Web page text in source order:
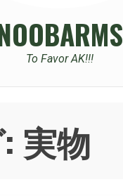
To Favor AK!!!
実物